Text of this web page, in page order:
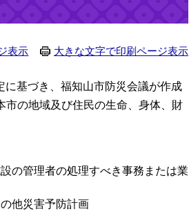
表示 大きな文字で印刷ページ表示
基づき、福知山市防災会議が作成
市の地域及び住民の生命、身体、財
の管理者の処理すべき事務または業
他災害予防計画